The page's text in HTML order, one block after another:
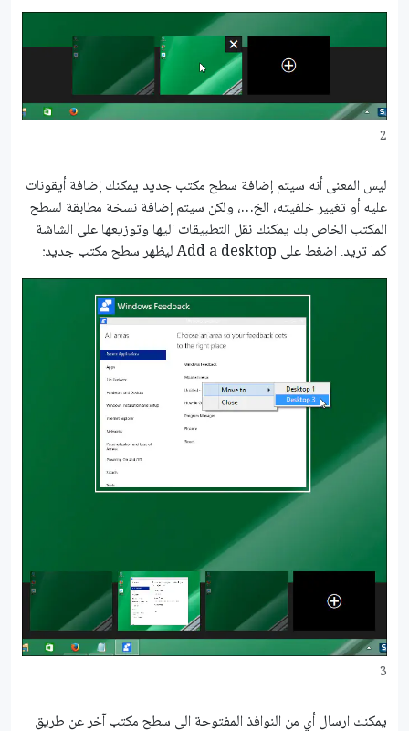
2
ليس المعنى أنه سيتم إضافة سطح مكتب جديد يمكنك إضافة أيقونات
عليه أو تغيير خلفيته، الخ…، ولكن سيتم إضافة نسخة مطابقة لسطح
المكتب الخاص بك يمكنك نقل التطبيقات اليها وتوزيعها على الشاشة
كما تريد. اضغط على Add a desktop ليظهر سطح مكتب جديد:
3
يمكنك ارسال أي من النوافذ المفتوحة الى سطح مكتب آخر عن طريق